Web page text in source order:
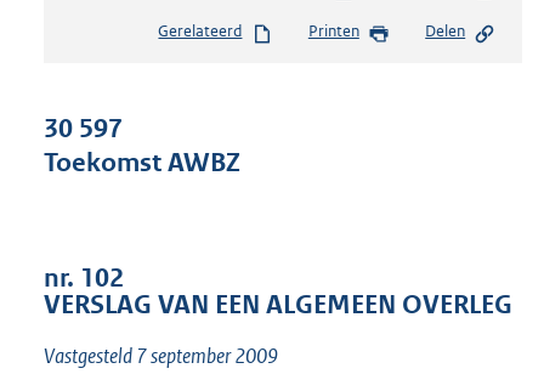
s
t
t
Gerelateerd Printen Delen
30 597
Toekomst AWBZ
nr. 102
VERSLAG VAN EEN ALGEMEEN OVERLEG
Vastgesteld 7 september 2009